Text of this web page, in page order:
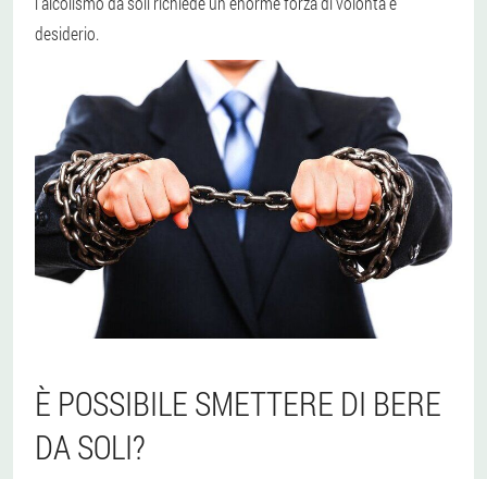
desiderio.
È POSSIBILE SMETTERE DI BERE
DA SOLI?